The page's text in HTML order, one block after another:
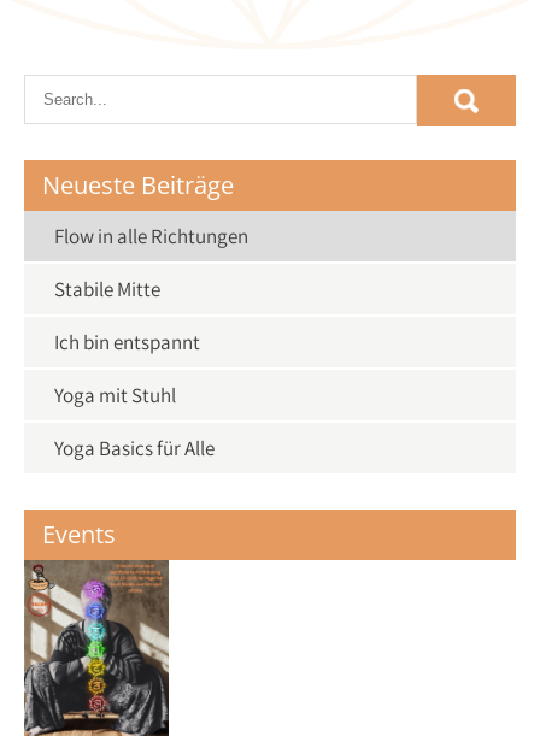
Neueste Beiträge
Flow in alle Richtungen
Stabile Mitte
Ich bin entspannt
Yoga mit Stuhl
Yoga Basics für Alle
Events